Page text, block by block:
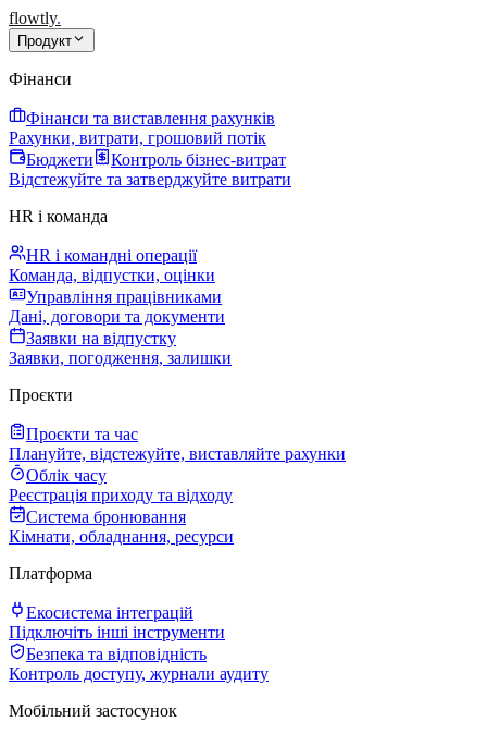
flowtly.
Продукт
Фінанси
Фінанси та виставлення рахунків
Рахунки, витрати, грошовий потік
Бюджети
Контроль бізнес-витрат
Відстежуйте та затверджуйте витрати
HR і команда
HR і командні операції
Команда, відпустки, оцінки
Управління працівниками
Дані, договори та документи
Заявки на відпустку
Заявки, погодження, залишки
Проєкти
Проєкти та час
Плануйте, відстежуйте, виставляйте рахунки
Облік часу
Реєстрація приходу та відходу
Система бронювання
Кімнати, обладнання, ресурси
Платформа
Екосистема інтеграцій
Підключіть інші інструменти
Безпека та відповідність
Контроль доступу, журнали аудиту
Мобільний застосунок